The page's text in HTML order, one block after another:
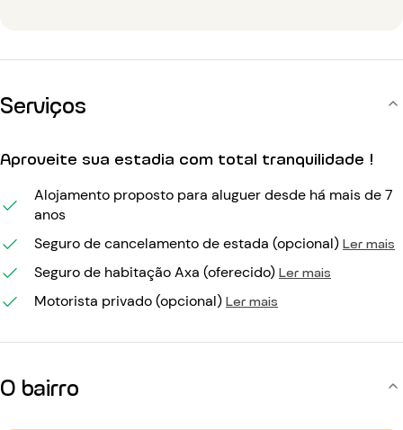
Serviços
Aproveite sua estadia com total tranquilidade !
Alojamento proposto para aluguer desde há mais de 7
anos
Seguro de cancelamento de estada (opcional) Ler mais
Seguro de habitação Axa (oferecido) Ler mais
Motorista privado (opcional) Ler mais
O bairro